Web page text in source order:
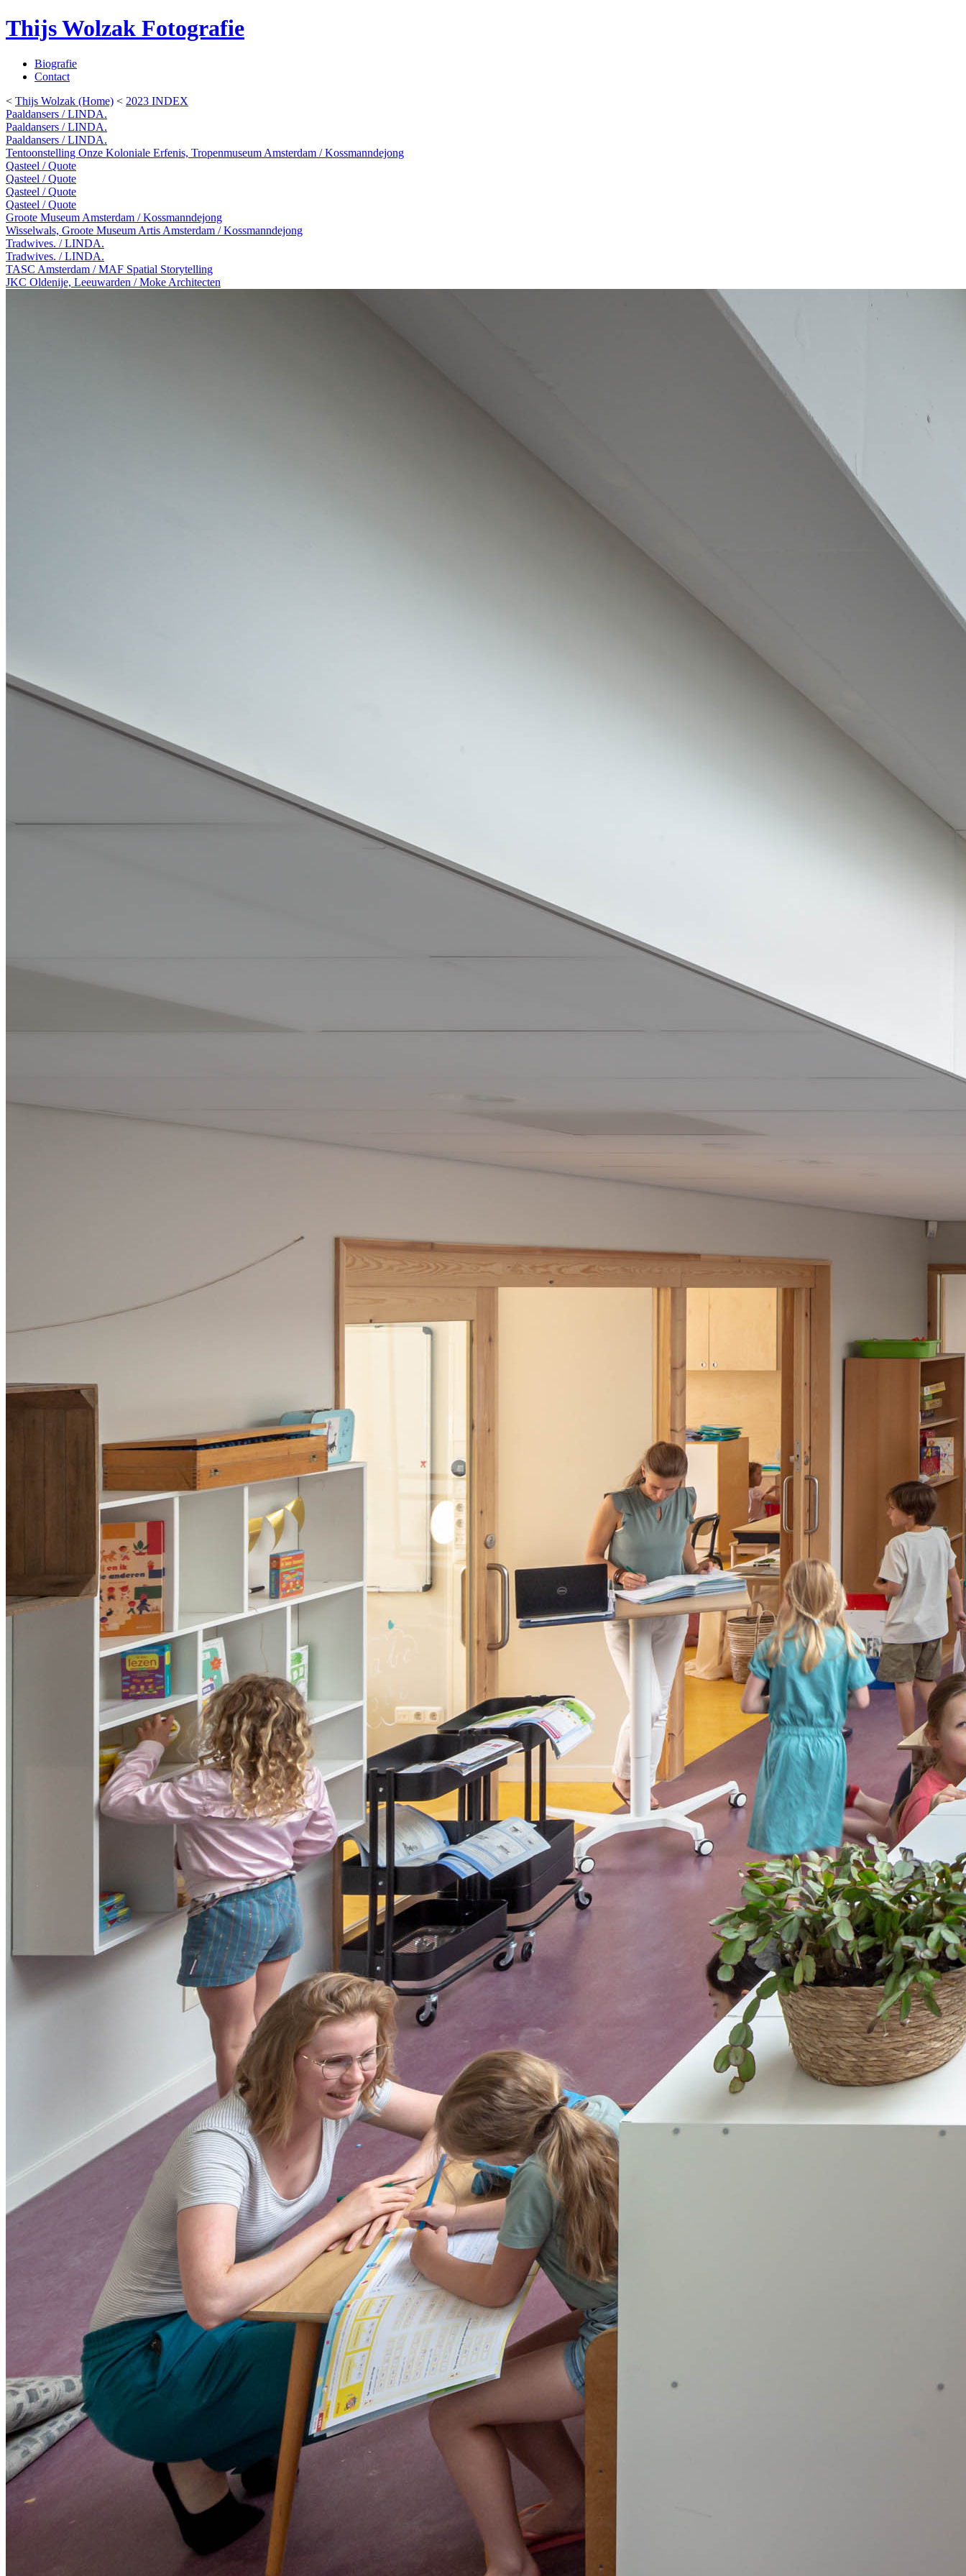
Thijs Wolzak Fotografie
Biografie
Contact
< Thijs Wolzak (Home) < 2023 INDEX
Paaldansers / LINDA.
Paaldansers / LINDA.
Paaldansers / LINDA.
Tentoonstelling Onze Koloniale Erfenis, Tropenmuseum Amsterdam / Kossmanndejong
Qasteel / Quote
Qasteel / Quote
Qasteel / Quote
Qasteel / Quote
Groote Museum Amsterdam / Kossmanndejong
Wisselwals, Groote Museum Artis Amsterdam / Kossmanndejong
Tradwives. / LINDA.
Tradwives. / LINDA.
TASC Amsterdam / MAF Spatial Storytelling
JKC Oldenije, Leeuwarden / Moke Architecten